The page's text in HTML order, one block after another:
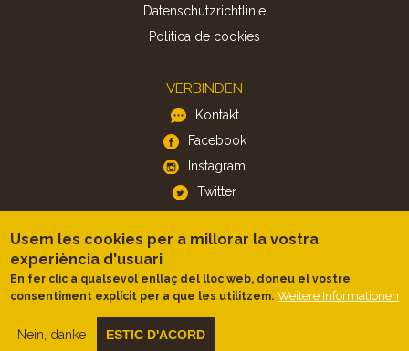
Datenschutzrichtlinie
Politica de cookies
VERBINDEN
Kontakt
Facebook
Instagram
Twitter
APP
Android
Usem les cookies per a millorar la vostra
experiència d'usuari
En fer clic a qualsevol enllaç del lloc web, doneu el vostre
consentiment explícit per a que les utilitzem. Weitere Informationen
Nein, danke ESTIC D'ACORD